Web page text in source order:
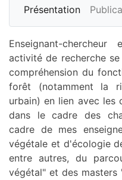
Présentation
Enseignant-
activité de recherche
compréhension du
forêt (notamment la
urbain) en lien avec les
dans le cadre des
cadre de mes
végétale et d'écologie
entre autres, du
végétal" et des masters